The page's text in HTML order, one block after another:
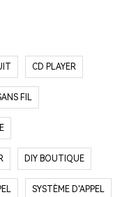
CD PLAYER
FIL
DIY BOUTIQUE
SYSTÈME D'APPEL